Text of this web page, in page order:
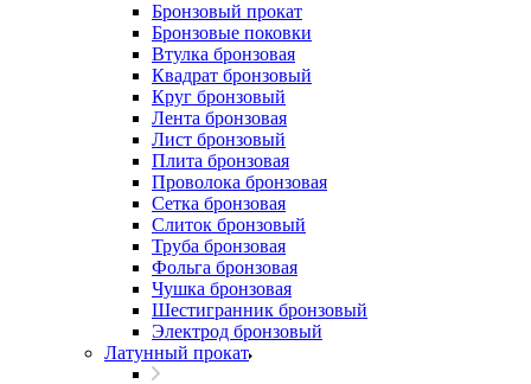
Бронзовый прокат
Бронзовые поковки
Втулка бронзовая
Квадрат бронзовый
Круг бронзовый
Лента бронзовая
Лист бронзовый
Плита бронзовая
Проволока бронзовая
Сетка бронзовая
Слиток бронзовый
Труба бронзовая
Фольга бронзовая
Чушка бронзовая
Шестигранник бронзовый
Электрод бронзовый
Латунный прокат